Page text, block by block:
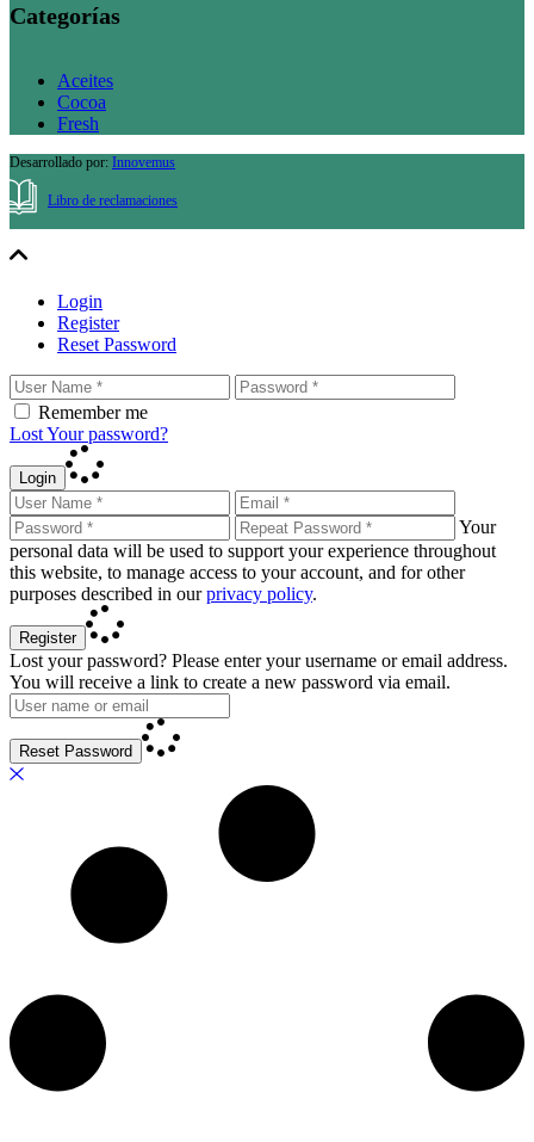
Categorías
Aceites
Cocoa
Fresh
Desarrollado por: Innovemus
Libro de reclamaciones
Login
Register
Reset Password
Remember me
Lost Your password?
Login
Your
personal data will be used to support your experience throughout
this website, to manage access to your account, and for other
purposes described in ourprivacy policy.
Register
Lost your password? Please enter your username or email address.
You will receive a link to create a new password via email.
Reset Password